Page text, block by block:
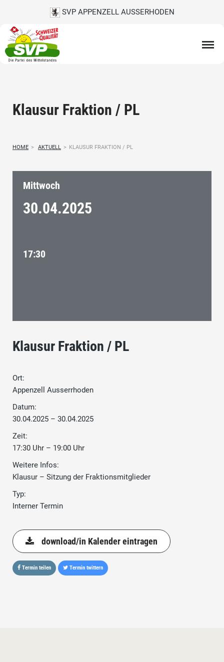
SVP APPENZELL AUSSERHODEN
Klausur Fraktion / PL
HOME > AKTUELL > KLAUSUR FRAKTION / PL
Mittwoch
30.04.2025
17:30
Klausur Fraktion / PL
Ort:
Appenzell Ausserrhoden
Datum:
30.04.2025 – 30.04.2025
Zeit:
17:30 Uhr – 19:00 Uhr
Weitere Infos:
Klausur – Sitzung der Fraktionsmitglieder
Typ:
Interner Termin
download/in Kalender eintragen
Termin teilen Termin twittern